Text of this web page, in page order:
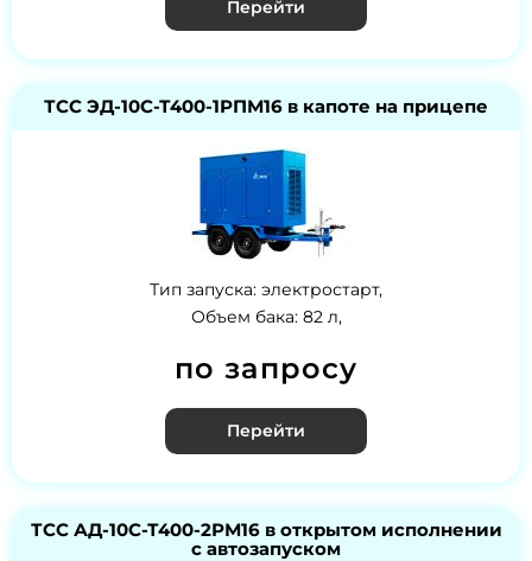
Перейти
ТСС ЭД-10С-Т400-1РПМ16 в капоте на прицепе
Тип запуска: электростарт,
Объем бака: 82 л,
по запросу
Перейти
ТСС АД-10С-Т400-2РМ16 в открытом исполнении
с автозапуском